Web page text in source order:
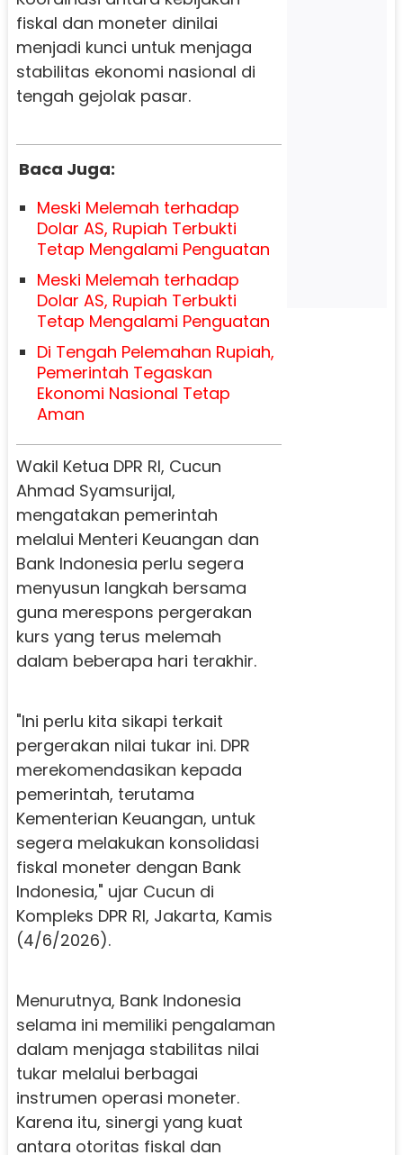
fiskal dan moneter dinilai
menjadi kunci untuk menjaga
stabilitas ekonomi nasional di
tengah gejolak pasar.
Baca Juga:
Meski Melemah terhadap
Dolar AS, Rupiah Terbukti
Tetap Mengalami Penguatan
Meski Melemah terhadap
Dolar AS, Rupiah Terbukti
Tetap Mengalami Penguatan
Di Tengah Pelemahan Rupiah,
Pemerintah Tegaskan
Ekonomi Nasional Tetap
Aman
Wakil Ketua DPR RI, Cucun
Ahmad Syamsurijal,
mengatakan pemerintah
melalui Menteri Keuangan dan
Bank Indonesia perlu segera
menyusun langkah bersama
guna merespons pergerakan
kurs yang terus melemah
dalam beberapa hari terakhir.
"Ini perlu kita sikapi terkait
pergerakan nilai tukar ini. DPR
merekomendasikan kepada
pemerintah, terutama
Kementerian Keuangan, untuk
segera melakukan konsolidasi
fiskal moneter dengan Bank
Indonesia," ujar Cucun di
Kompleks DPR RI, Jakarta, Kamis
(4/6/2026).
Menurutnya, Bank Indonesia
selama ini memiliki pengalaman
dalam menjaga stabilitas nilai
tukar melalui berbagai
instrumen operasi moneter.
Karena itu, sinergi yang kuat
antara otoritas fiskal dan